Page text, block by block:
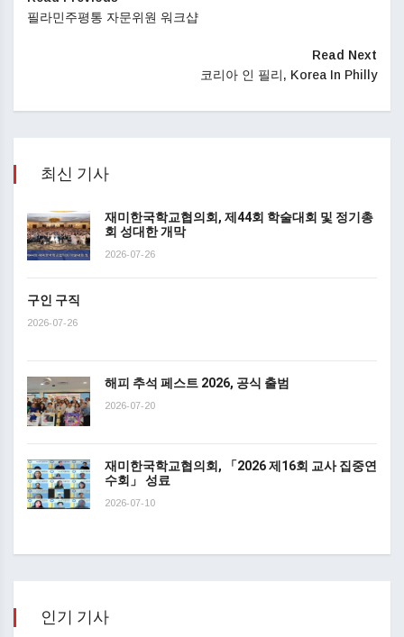
필라민주평통 자문위원 워크샵
Read Next
코리아 인 필리, Korea In Philly
최신 기사
재미한국학교협의회, 제44회 학술대회 및 정기총
회 성대한 개막
2026-07-26
구인 구직
2026-07-26
해피 추석 페스트 2026, 공식 출범
2026-07-20
재미한국학교협의회, 「2026 제16회 교사 집중연
수회」 성료
2026-07-10
인기 기사